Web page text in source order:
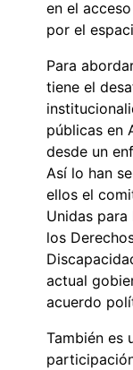
en el
por el
Para
tiene el
públicas en
desde un
Así lo han
ellos el
Unidas
los
actual
acuerdo
También es